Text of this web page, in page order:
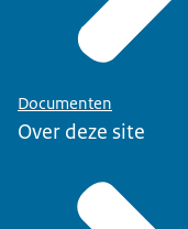
Documenten
Over deze site